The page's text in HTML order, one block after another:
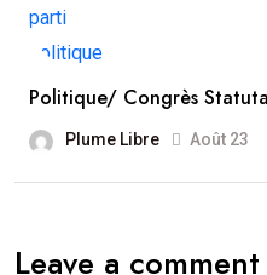
Politique/ Congrès
Plume Libre Août 23
Leave a comment